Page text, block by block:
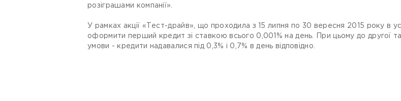
розіграшами компанії».
У рамках акції «Тест-драйв», що проходила з 15 липня по 30 вересня 2015 року в
оформити перший кредит зі ставкою всього 0,001% на день. При цьому до другої
умови - кредити надавалися під 0,3% і 0,7% в день відповідно.